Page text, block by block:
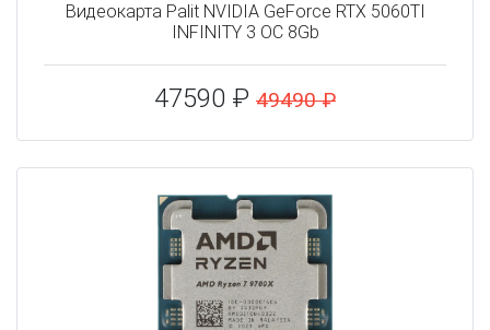
Видеокарта Palit NVIDIA GeForce RTX 5060TI
INFINITY 3 OC 8Gb
47590 ₽ 49490 ₽